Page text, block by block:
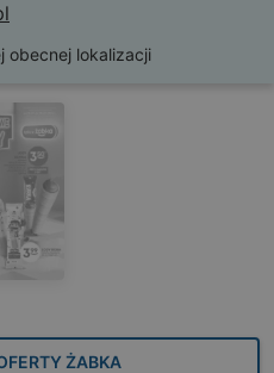
obecnej lokalizacji
ŻABKA